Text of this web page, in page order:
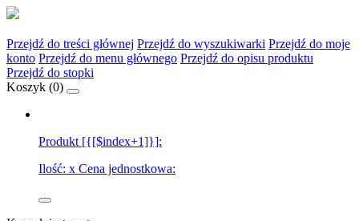
Przejdź do treści głównej Przejdź do wyszukiwarki Przejdź do moje
konto Przejdź do menu głównego Przejdź do opisu produktu
Przejdź do stopki
Koszyk (0)
Produkt [{[$index+1]}]:
Ilość: x Cena jednostkowa: